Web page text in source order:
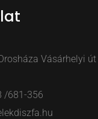
Vásárhelyi út
/681-356